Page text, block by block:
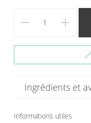
remove add
Ingrédients et
Informations utiles